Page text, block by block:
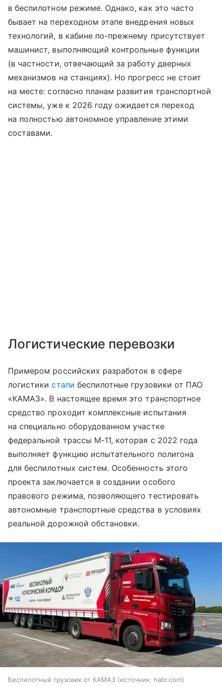
в беспилотном режиме. Однако, как это часто
бывает на переходном этапе внедрения новых
технологий, в кабине по-прежнему присутствует
машинист, выполняющий контрольные функции
(в частности, отвечающий за работу дверных
механизмов на станциях). Но прогресс не стоит
на месте: согласно планам развития транспортной
системы, уже к 2026 году ожидается переход
на полностью автономное управление этими
составами.
Логистические перевозки
Примером российских разработок в сфере
логистикистали беспилотные грузовики от ПАО
«КАМАЗ». В настоящее время это транспортное
средство проходит комплексные испытания
на специально оборудованном участке
федеральной трассы М-11, которая с 2022 года
выполняет функцию испытательного полигона
для беспилотных систем. Особенность этого
проекта заключается в создании особого
правового режима, позволяющего тестировать
автономные транспортные средства в условиях
реальной дорожной обстановки.
Беспилотный грузовик от КАМАЗ источник: habr.com